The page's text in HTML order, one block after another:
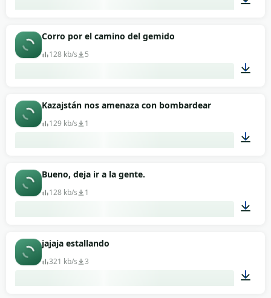
Corro por el camino del gemido
128 kb/s 5
Kazajstán nos amenaza con bombardear
129 kb/s 1
Bueno, deja ir a la gente.
128 kb/s 1
jajaja estallando
321 kb/s 3